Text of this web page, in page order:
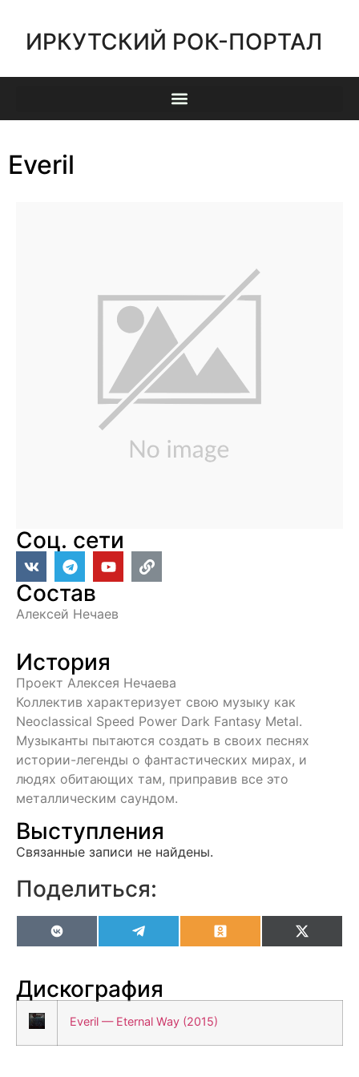
ИРКУТСКИЙ РОК-ПОРТАЛ
Everil
Соц. сети
Состав
Алексей Нечаев
История
Проект Алексея Нечаева
Коллектив характеризует свою музыку как
Neoclassical Speed Power Dark Fantasy Metal.
Музыканты пытаются создать в своих песнях
истории-легенды о фантастических мирах, и
людях обитающих там, приправив все это
металлическим саундом.
Выступления
Связанные записи не найдены.
Поделиться:
VK OdnoklassnikiX
Дискография
Everil — Eternal Way (2015)